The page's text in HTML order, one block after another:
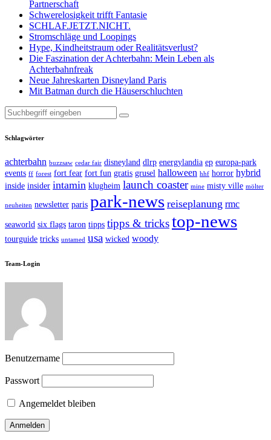
Partnerschaft
Schwerelosigkeit trifft Fantasie
SCHLAF.JETZT.NICHT.
Stromschläge und Loopings
Hype, Kindheitstraum oder Realitätsverlust?
Die Faszination der Achterbahn: Mein Leben als
Achterbahnfreak
Neue Jahreskarten Disneyland Paris
Mit Batman durch die Häuserschluchten
Suche
nach:
Schlagwörter
achterbahn buzzsaw cedar fair disneyland dlrp energylandia ep europa-park
events ff forest fort fear fort fun gratis grusel halloween hhf horror hybrid
inside insider intamin klugheim launch coaster mine misty ville mölter
neuheiten newsletter paris park-news reiseplanung rmc
seaworld six flags taron tipps tipps & trickstop-news
tourguide tricks untamed usa wicked woody
Team-Login
Benutzername
Passwort
Angemeldet bleiben